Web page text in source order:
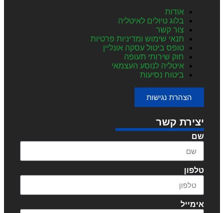
אודות
בלוג טיולים לאיטליה
צור קשר
תנאי שימוש ומדיניות פרטיות
טופס ביטול עסקה אונליין
חוק שירותי תעופה
איטליה לנוסע העצמאי
ביטוח נסיעות
הצהרת נגישות
יצירת קשר
שם
טלפון
אימייל